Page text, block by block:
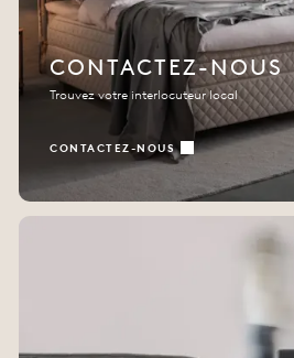
CONTACTEZ-NOUS
Trouvez votre interlocuteur local
CONTACTEZ-NOUS